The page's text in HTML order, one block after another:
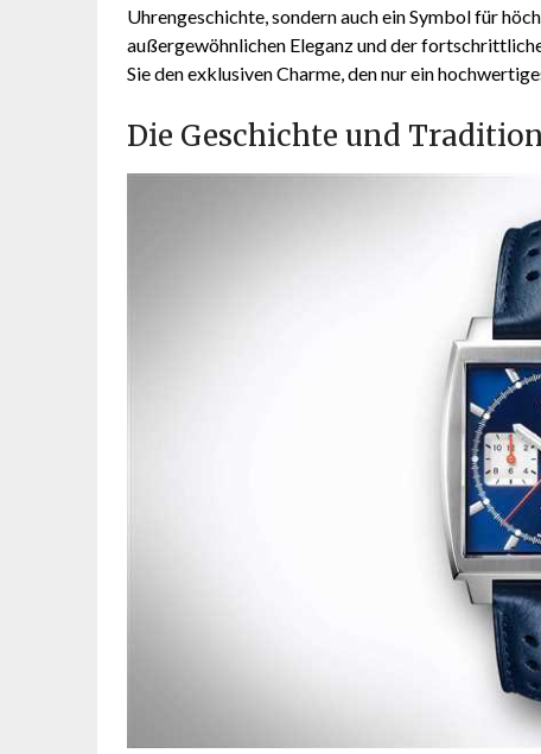
Uhrengeschichte, sondern auch ein Symbol für
außergewöhnlichen Eleganz und der
Sie den exklusiven Charme, den nur ein
Die Geschichte und